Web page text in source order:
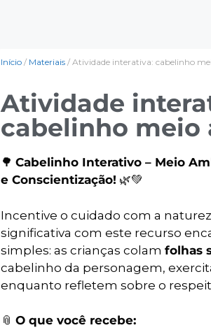
Início / Materiais / Atividade interativa: cabelinho
Atividade
cabelinho meio
🌳 Cabelinho Interativo – Meio
e Conscientização! 🌿💚
Incentive o cuidado com a
significativa com este recurso
simples: as crianças colam folhas
cabelinho da personagem,
enquanto refletem sobre o
📎 O que você recebe: